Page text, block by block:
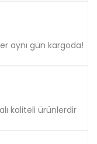
aynı gün kargoda!
kaliteli ürünlerdir